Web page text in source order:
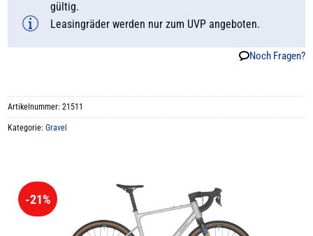
-21%
gültig.
Leasingräder werden nur zum UVP angeboten.
Noch Fragen?
Artikelnummer:21511
Kategorie:Gravel